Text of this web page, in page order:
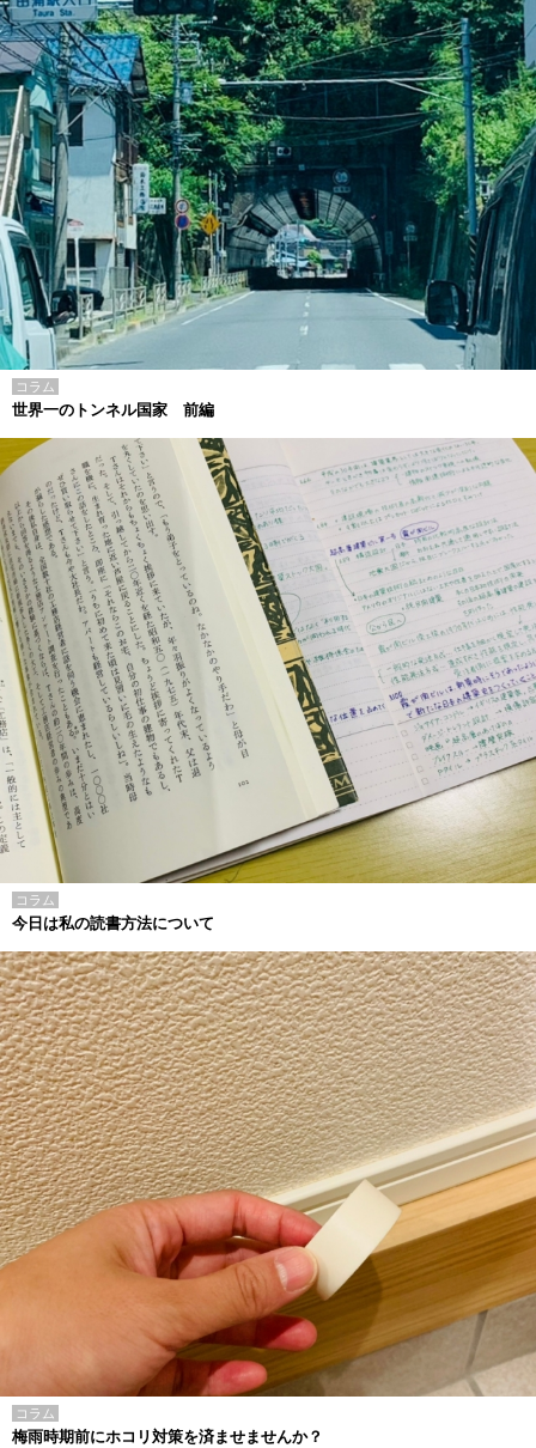
コラム
世界一のトンネル国家 前編
コラム
今日は私の読書方法について
コラム
梅雨時期前にホコリ対策を済ませませんか？